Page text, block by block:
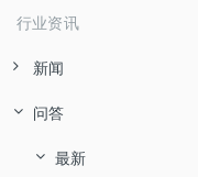
行业资讯
新闻
问答
最新